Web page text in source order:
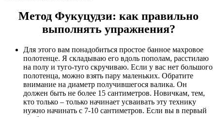
Метод Фукуцудзи: как правильно
выполнять упражнения?
Для этого вам понадобиться простое банное махровое
полотенце. Я складываю его вдоль пополам, расстилаю
на полу и туго-туго скручиваю. Если у вас нет большого
полотенца, можно взять пару маленьких. Обратите
внимание на диаметр получившегося валика. Он
должен быть не более 15 сантиметров. Новичкам, тем,
кто только – только начинает усваивать эту технику
нужно начинать с 7-10 сантиметров. Если вы в первый